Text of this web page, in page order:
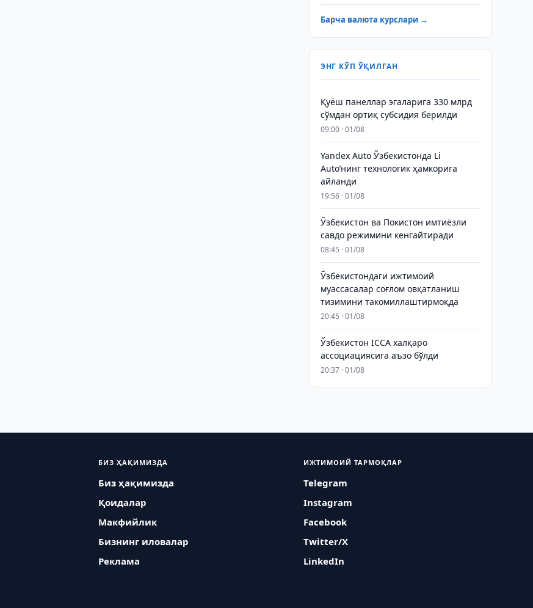
Барча валюта курслари →
ЭНГ КЎП ЎҚИЛГАН
Қуёш панеллар эгаларига 330 млрд
сўмдан ортиқ субсидия берилди
09:00 · 01/08
Yandex Auto Ўзбекистонда Li
Auto’нинг технологик ҳамкорига
айланди
19:56 · 01/08
Ўзбекистон ва Покистон имтиёзли
савдо режимини кенгайтиради
08:45 · 01/08
Ўзбекистондаги ижтимоий
муассасалар соғлом овқатланиш
тизимини такомиллаштирмоқда
20:45 · 01/08
Ўзбекистон ICCA халқаро
ассоциациясига аъзо бўлди
20:37 · 01/08
БИЗ ҲАҚИМИЗДА
Биз ҳақимизда
Қоидалар
Макфийлик
Бизнинг иловалар
Реклама
ИЖТИМОИЙ ТАРМОҚЛАР
Telegram
Instagram
Facebook
Twitter/X
LinkedIn